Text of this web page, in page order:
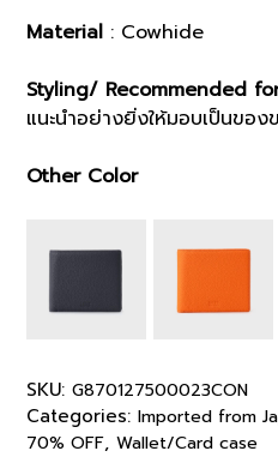
Material : Cowhide
Styling/ Recommended
แนะนำอย่างยิ่งให้มอบเป็นข
Other Color
SKU: G870127500023CON
Categories: Imported from
70% OFF, Wallet/Card case